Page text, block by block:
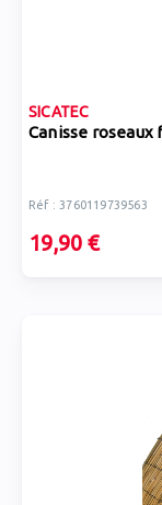
SICATEC
Canisse roseaux
Réf : 3760119739563
19,90 €